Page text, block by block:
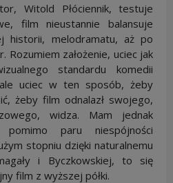
Witold Płóciennik, testuje
film nieustannie balansuje
historii, melodramatu, aż po
Rozumiem założenie, uciec jak
standardu komedii
uciec w ten sposób, żeby
żeby film odnalazł swojego,
widza. Mam jednak
paru niespójności
stopniu dzięki naturalnemu
i Byczkowskiej, to się
film z wyższej półki.